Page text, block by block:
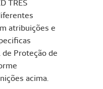
TRÊS
atribuições e
Proteção de
acima.